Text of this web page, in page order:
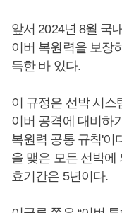
앞서 2024년 8월 국
이버 복원력을 보장
득한 바 있다.
이 규정은 선박 시스
이버 공격에 대비하
복원력 공통 규칙'이
을 맺은 모든 선박에
효기간은 5년이다.